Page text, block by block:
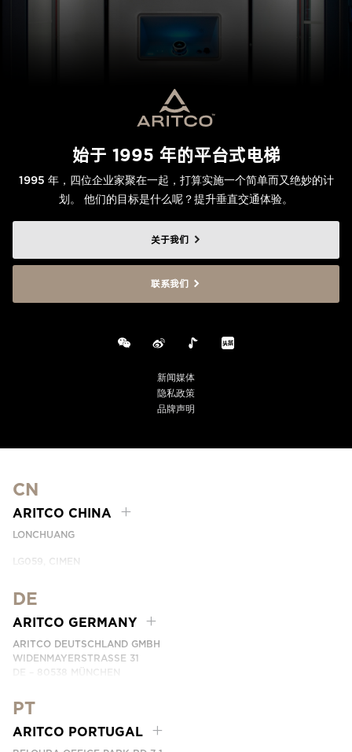
始于 1995 年的平台式电梯
1995 年，四位企业家聚在一起，打算实施一个简单而又绝妙的计
划。 他们的目标是什么呢？提升垂直交通体验。
关于我们
联系我们
新闻媒体
隐私政策
品牌声明
CN
ARITCO CHINA
LONCHUANG
LG059, CIMEN
SHANGHAI, CHINA
PHONE:+86 400 6233 121
EMAIL:INFO.CHINA@ARITCO.COM
DE
ARITCO GERMANY
ARITCO DEUTSCHLAND GMBH
WIDENMAYERSTRASSE 31
DE – 80538 MÜNCHEN
PHONE:
EMAIL:INFO.GERMANY@ARITCO.COM
PT
ARITCO PORTUGAL